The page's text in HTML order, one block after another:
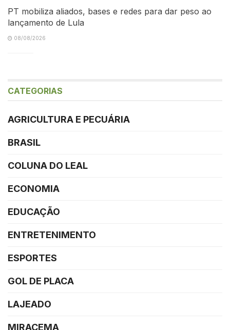
PT mobiliza aliados, bases e redes para dar peso ao
lançamento de Lula
08/08/2026
CATEGORIAS
AGRICULTURA E PECUÁRIA
BRASIL
COLUNA DO LEAL
ECONOMIA
EDUCAÇÃO
ENTRETENIMENTO
ESPORTES
GOL DE PLACA
LAJEADO
MIRACEMA